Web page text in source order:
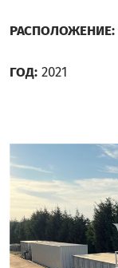
РАСПОЛОЖЕНИЕ:
ГОД: 2021